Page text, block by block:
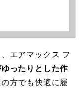
エアマックス フ
ったりとした作
方でも快適に履